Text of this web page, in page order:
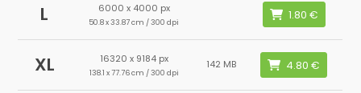
L 6000 x 4000 px
50.8 x 33.87 cm / 300 dpi
XL 16320 x 9184 px
138.1 x 77.76 cm / 300 dpi
142 MB